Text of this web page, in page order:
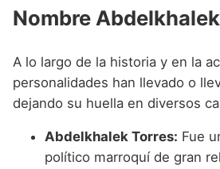
Nombre Abdelkhalek
A lo largo de la historia y en la
personalidades han llevado o
dejando su huella en diversos
Abdelkhalek Torres: Fue
político marroquí de gran